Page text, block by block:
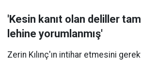
'Kesin kanıt olan deliller
lehine yorumlanmış'
Zerin Kılınç'ın intihar etmesini